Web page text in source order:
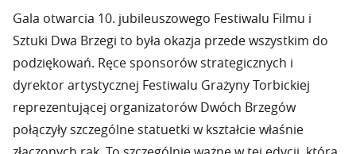
Gala otwarcia 10. jubileuszowego Festiwalu Filmu i
Sztuki Dwa Brzegi to była okazja przede wszystkim do
podziękowań. Ręce sponsorów strategicznych i
dyrektor artystycznej Festiwalu Grażyny Torbickiej
reprezentującej organizatorów Dwóch Brzegów
połączyły szczególne statuetki w kształcie właśnie